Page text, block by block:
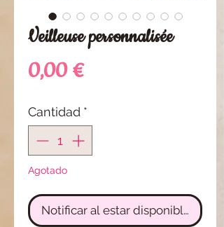
Veilleuse personnalisée
0,00 €Precio
Cantidad *
Agotado
Notificar al estar disponible